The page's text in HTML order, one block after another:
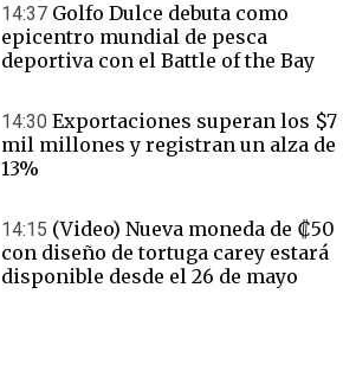
14:37 Golfo Dulce debuta como
epicentro mundial de pesca
deportiva con el Battle of the Bay
14:30 Exportaciones superan los $7
mil millones y registran un alza de
13%
14:15 (Video) Nueva moneda de ₡50
con diseño de tortuga carey estará
disponible desde el 26 de mayo